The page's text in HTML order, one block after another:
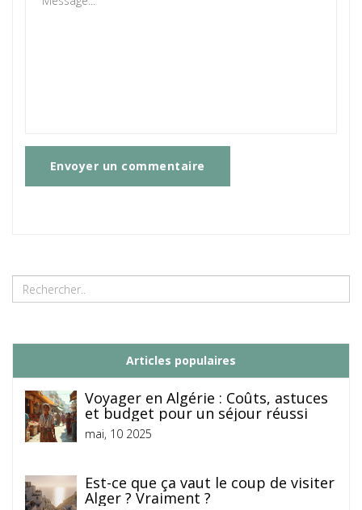
Envoyer un commentaire
Articles populaires
Voyager en Algérie : Coûts, astuces
et budget pour un séjour réussi
mai, 10 2025
Est-ce que ça vaut le coup de visiter
Alger ? Vraiment ?